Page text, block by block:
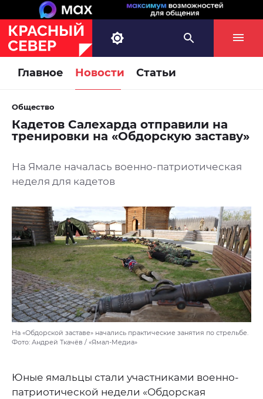
Главное Новости Статьи
Общество
Кадетов Салехарда отправили на
тренировки на «Обдорскую заставу»
На Ямале началась военно-патриотическая
неделя для кадетов
На «Обдорской заставе» начались практические занятия по стрельбе.
Фото: Андрей Ткачёв / «Ямал-Медиа»
Юные ямальцы стали участниками военно-
патриотической недели «Обдорская